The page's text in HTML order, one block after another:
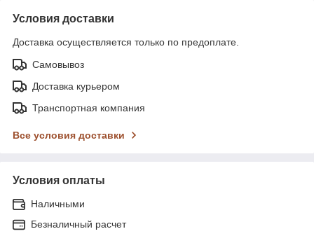
Условия доставки
Доставка осуществляется только по предоплате.
Самовывоз
Доставка курьером
Транспортная компания
Все условия доставки
Условия оплаты
Наличными
Безналичный расчет